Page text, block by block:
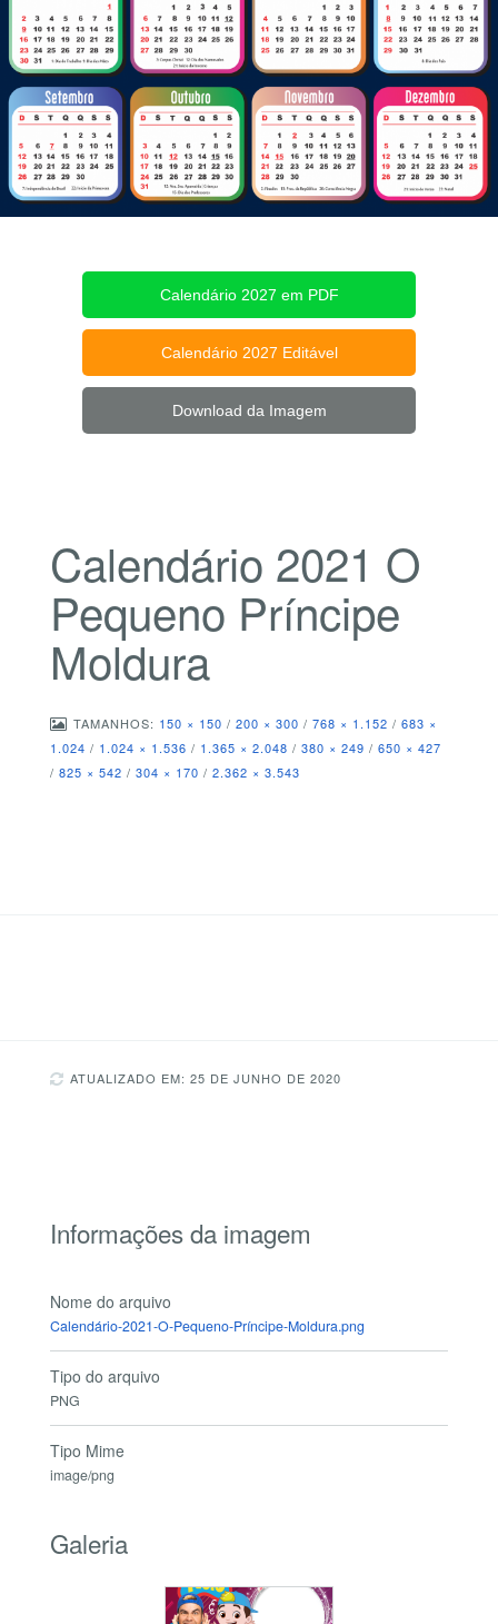
Calendário 2027 em PDF
Calendário 2027 Editável
Download da Imagem
Calendário 2021 O
Pequeno Príncipe
Moldura
TAMANHOS: 150 × 150 / 200 × 300 / 768 × 1.152 / 683 ×
1.024 / 1.024 × 1.536 / 1.365 × 2.048 / 380 × 249 / 650 × 427
/ 825 × 542 / 304 × 170 / 2.362 × 3.543
ATUALIZADO EM: 25 DE JUNHO DE 2020
Informações da imagem
Nome do arquivo
Calendário-2021-O-Pequeno-Príncipe-Moldura.png
Tipo do arquivo
PNG
Tipo Mime
image/png
Galeria